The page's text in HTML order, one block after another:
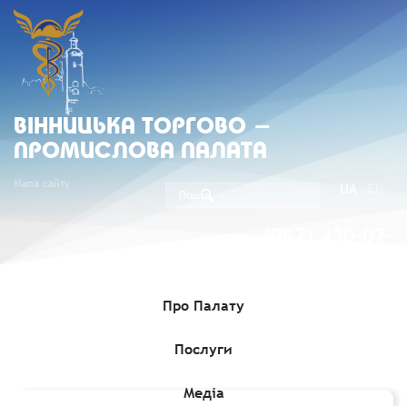
ВIННИЦЬКА ТОРГОВО -
ПРОМИСЛОВА ПАЛАТА
Мапа сайту
Про Палату
Послуги
Медіа
Комерційні пропозиції»Імпортний запит на